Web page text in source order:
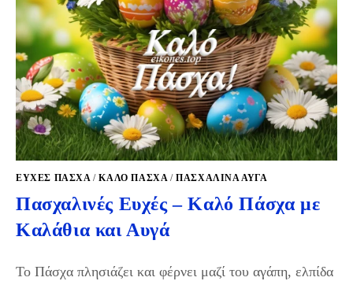
ΕΥΧΈΣ ΠΆΣΧΑ/ΚΑΛΌ ΠΆΣΧΑ/ΠΑΣΧΑΛΙΝΆ ΑΥΓΆ
Πασχαλινές Ευχές – Καλό Πάσχα με
Καλάθια και Αυγά
Το Πάσχα πλησιάζει και φέρνει μαζί του αγάπη, ελπίδα